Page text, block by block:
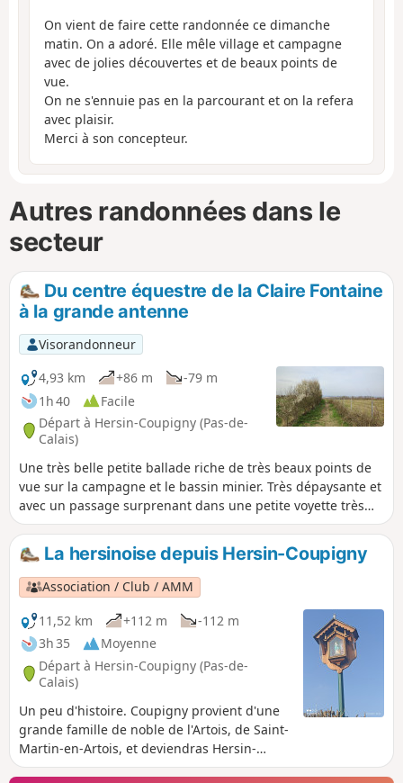
On vient de faire cette randonnée ce dimanche
matin. On a adoré. Elle mêle village et campagne
avec de jolies découvertes et de beaux points de
vue.
On ne s'ennuie pas en la parcourant et on la refera
avec plaisir.
Merci à son concepteur.
Autres randonnées dans le
secteur
Du centre équestre de la Claire Fontaine
à la grande antenne
Visorandonneur
4,93 km
+86 m
-79 m
1h 40
Facile
Départ à Hersin-Coupigny (Pas-de-
Calais)
Une très belle petite ballade riche de très beaux points de
vue sur la campagne et le bassin minier. Très dépaysante et
avec un passage surprenant dans une petite voyette très
encaissée entre deux parcelles de forêt, derrière Bouvigny-
Boyeffles. Qui plus est, vous pourrez vous restaurer aux
Étangs de Claire Fontaine à environ 400 m du départ. Ces
étangs de pêche disposent d'une petite brasserie qui, bien
que ne payant pas de mine, propose des frites fraîches
parmi les meilleures des environs.
La hersinoise depuis Hersin-Coupigny
Association / Club / AMM
11,52 km
+112 m
-112 m
3h 35
Moyenne
Départ à Hersin-Coupigny (Pas-de-
Calais)
Un peu d'histoire. Coupigny provient d'une
grande famille de noble de l'Artois, de Saint-
Martin-en-Artois, et deviendras Hersin-
Coupigny. Une habitante de Hersin-